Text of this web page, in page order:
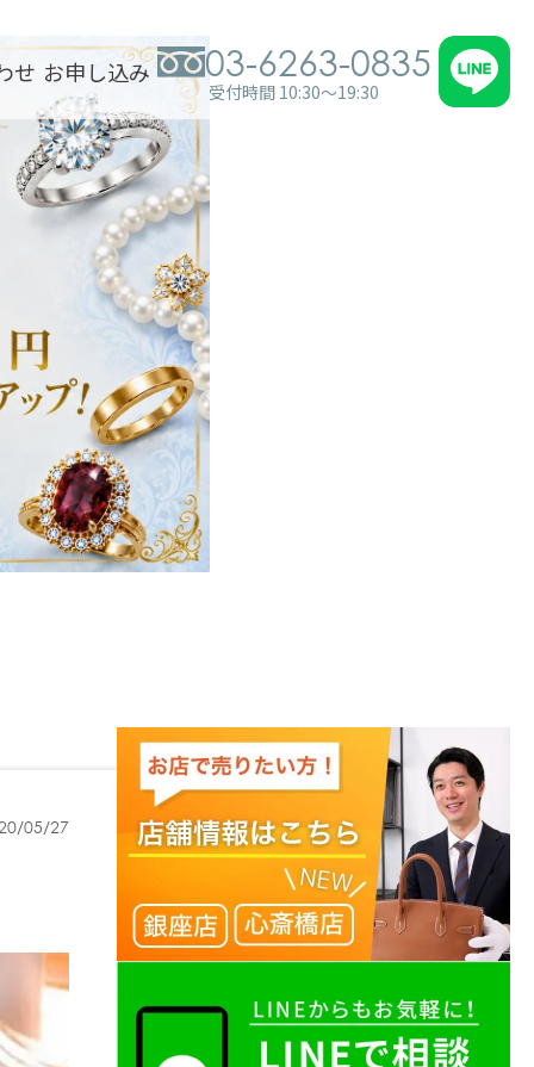
せ お申し込み 03-6263-0835
受付時間 10:30～19:30
05/27